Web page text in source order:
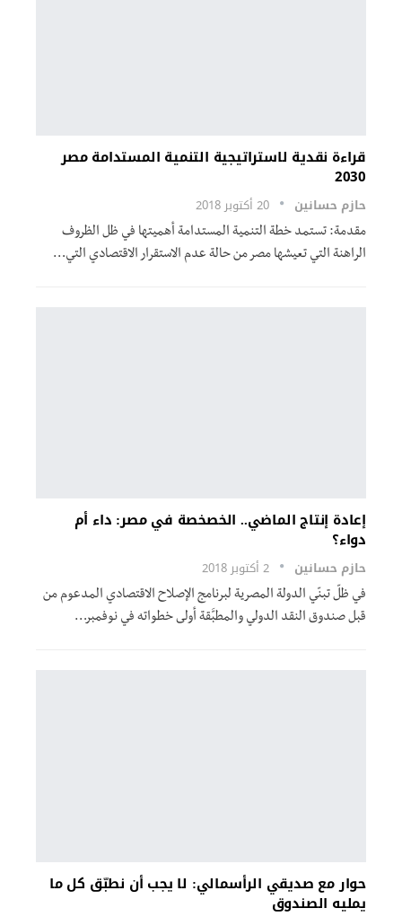
قراءة نقدية لاستراتيجية التنمية المستدامة مصر
2030
حازم حسانين 20 أكتوبر 2018
مقدمة: تستمد خطة التنمية المستدامة أهميتها في ظل الظروف
الراهنة التي تعيشها مصر من حالة عدم الاستقرار الاقتصادي التي…
إعادة إنتاج الماضي.. الخصخصة في مصر: داء أم
دواء؟
حازم حسانين 2 أكتوبر 2018
في ظلّ تبنّي الدولة المصرية لبرنامج الإصلاح الاقتصادي المدعوم من
قبل صندوق النقد الدولي والمطبَّقة أولى خطواته في نوفمبر…
حوار مع صديقي الرأسمالي: لا يجب أن نطبّق كل ما
يمليه الصندوق